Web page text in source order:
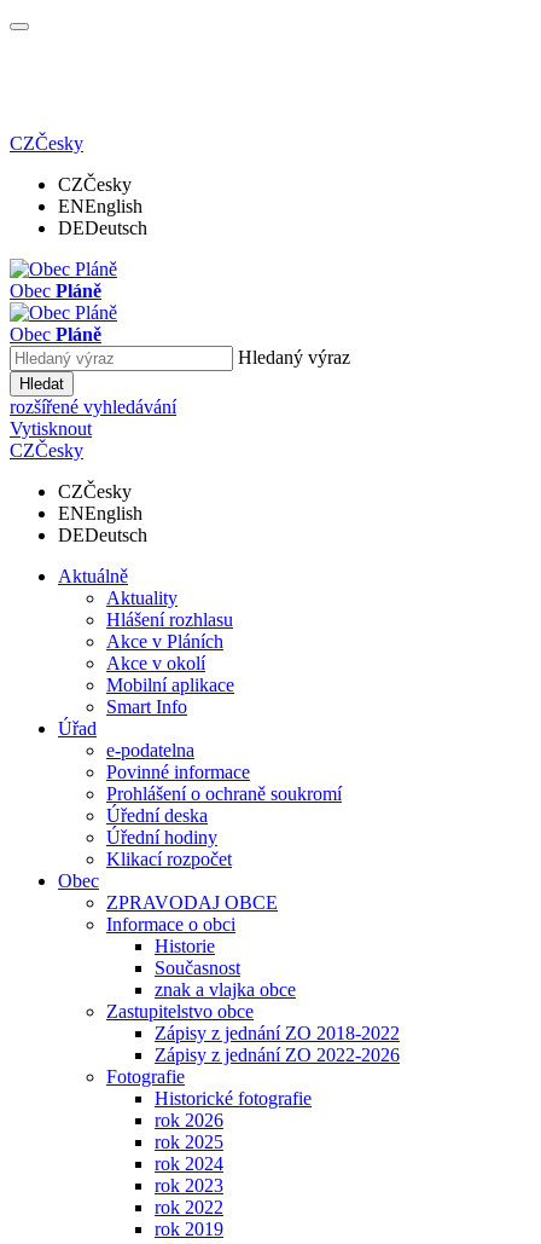
CZČesky
CZČesky
ENEnglish
DEDeutsch
Obec Pláně
Obec Pláně
Hledaný výraz
Hledat
rozšířené vyhledávání
Vytisknout
CZČesky
CZČesky
ENEnglish
DEDeutsch
Aktuálně
Aktuality
Hlášení rozhlasu
Akce v Pláních
Akce v okolí
Mobilní aplikace
Smart Info
Úřad
e-podatelna
Povinné informace
Prohlášení o ochraně soukromí
Úřední deska
Úřední hodiny
Klikací rozpočet
Obec
ZPRAVODAJ OBCE
Informace o obci
Historie
Současnost
znak a vlajka obce
Zastupitelstvo obce
Zápisy z jednání ZO 2018-2022
Zápisy z jednání ZO 2022-2026
Fotografie
Historické fotografie
rok 2026
rok 2025
rok 2024
rok 2023
rok 2022
rok 2019